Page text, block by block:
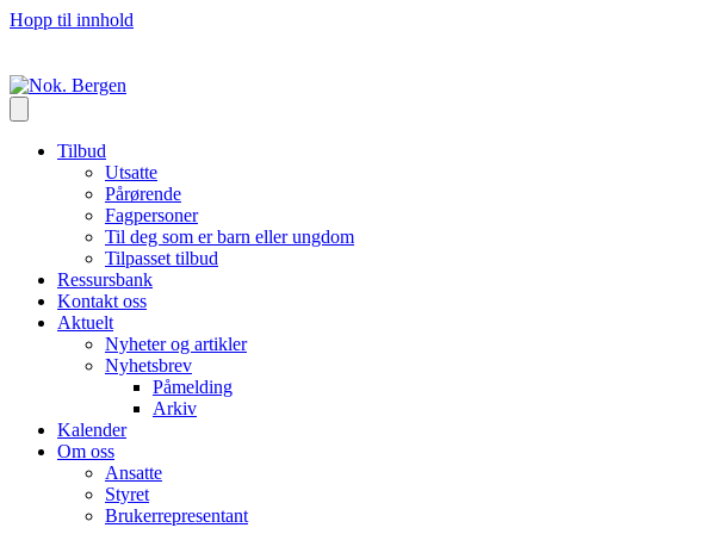
Hopp til innhold
Tilbud
Utsatte
Pårørende
Fagpersoner
Til deg som er barn eller ungdom
Tilpasset tilbud
Ressursbank
Kontakt oss
Aktuelt
Nyheter og artikler
Nyhetsbrev
Påmelding
Arkiv
Kalender
Om oss
Ansatte
Styret
Brukerrepresentant